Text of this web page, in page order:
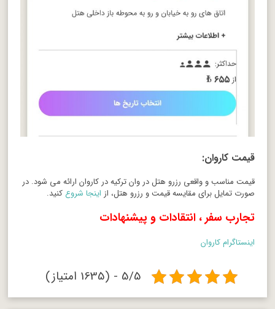
قیمت کاروان:
قیمت مناسب و واقعی رزرو هتل در وان ترکیه در کاروان ارائه می شود. در
صورت تمایل برای مقایسه قیمت و رزرو هتل، از اینجا شروع کنید.
تجارب سفر ، انتقادات و پیشنهادات
اینستاگرام کاروان
5/5 - (1635 امتیاز)